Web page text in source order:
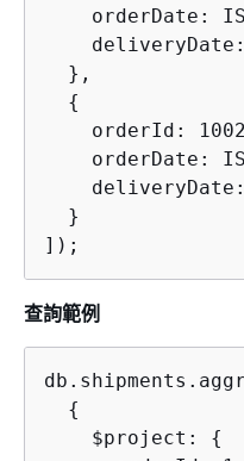
orderDate:
  },
{
orderId:
orderDate:
  }
]);
查詢範例
{
    $project:
{